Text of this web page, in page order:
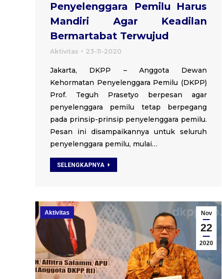
Penyelenggara Pemilu Harus
Mandiri Agar Keadilan
Bermartabat Terwujud
Aktivitas 23-11-2020
Jakarta, DKPP – Anggota Dewan
Kehormatan Penyelenggara Pemilu (DKPP)
Prof. Teguh Prasetyo berpesan agar
penyelenggara pemilu tetap berpegang
pada prinsip-prinsip penyelenggara pemilu.
Pesan ini disampaikannya untuk seluruh
penyelenggara pemilu, mulai…
SELENGKAPNYA
Nov
22
2020
Aktivitas